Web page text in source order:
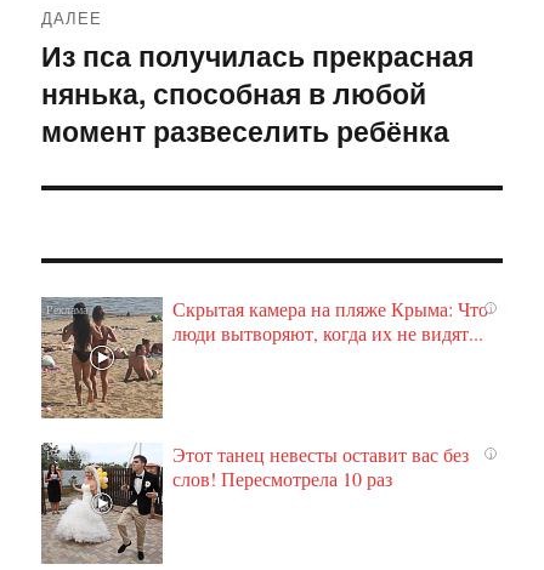
ДАЛЕЕ
Следующая
запись:
Из пса получилась прекрасная
нянька, способная в любой
момент развеселить ребёнка
i
Скрытая камера на пляже Крыма: Что
люди вытворяют, когда их не видят...
i
Этот танец невесты оставит вас без
слов! Пересмотрела 10 раз